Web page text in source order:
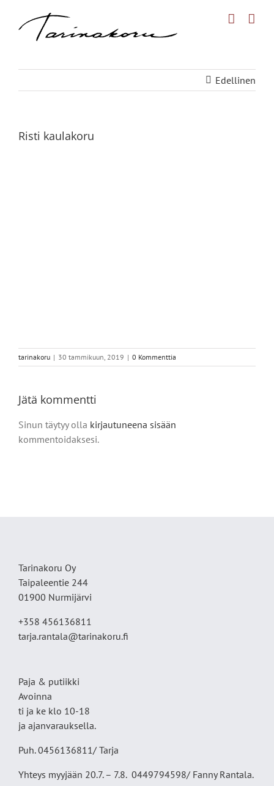
Edellinen
Risti kaulakoru
tarinakoru | 30 tammikuun, 2019 | 0 Kommenttia
Jätä kommentti
Sinun täytyy olla kirjautuneena sisään
kommentoidaksesi.
Tarinakoru Oy
Taipaleentie 244
01900 Nurmijärvi
+358 456136811
tarja.rantala@tarinakoru.fi
Paja & putiikki
Avoinna
ti ja ke klo 10-18
ja ajanvarauksella.
Puh. 0456136811/ Tarja
Yhteys myyjään 20.7. – 7.8. 0449794598/ Fanny Rantala.